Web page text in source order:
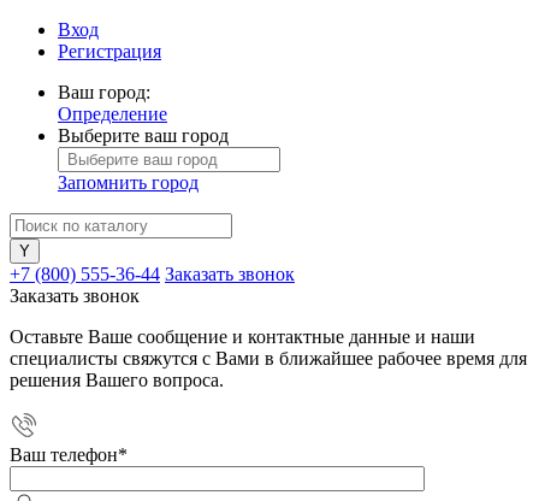
Вход
Регистрация
Ваш город:
Определение
Выберите ваш город
Запомнить город
+7 (800) 555-36-44 Заказать звонок
Заказать звонок
Оставьте Ваше сообщение и контактные данные и наши
специалисты свяжутся с Вами в ближайшее рабочее время для
решения Вашего вопроса.
Ваш телефон*